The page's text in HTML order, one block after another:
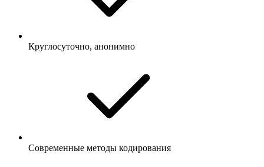
Круглосуточно, анонимно
Современные методы кодирования